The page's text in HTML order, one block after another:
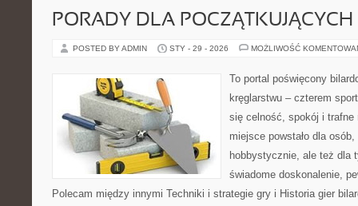
PORADY DLA POCZĄTKUJĄCYCH
POSTED BY ADMIN STY - 29 - 2026 MOŻLIWOŚĆ
To portal poświęcony
kręglarstwu – czterem
się celność, spokój i trafne
miejsce powstało dla
hobbystycznie, ale też dla
świadome doskonalenie,
Polecam między innymi Techniki i strategie gry i Historia gier